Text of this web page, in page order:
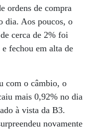
ordens de compra
dia. Aos poucos, o
cerca de 2% foi
fechou em alta de
com o câmbio, o
mais 0,92% no dia
à vista da B3.
novamente